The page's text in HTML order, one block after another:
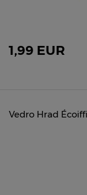
1,99 EUR
Vedro Hrad